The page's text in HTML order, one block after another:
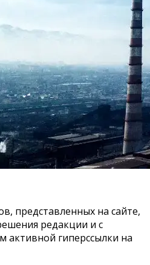
представленных на сайте,
редакции и с
активной гиперссылки на